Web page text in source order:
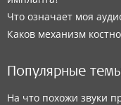
Что означает моя
Каков механизм
Популярные
На что похожи звуки